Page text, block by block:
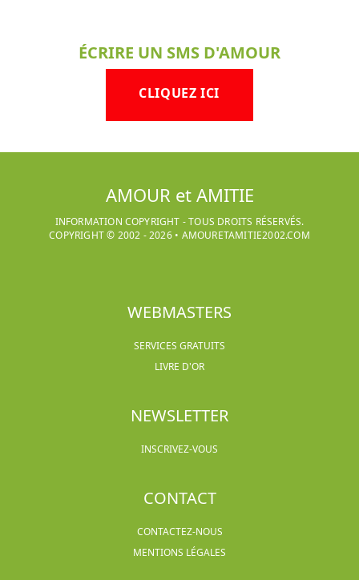
ÉCRIRE UN SMS D'AMOUR
CLIQUEZ ICI
AMOUR et AMITIE
INFORMATION COPYRIGHT - TOUS DROITS RÉSERVÉS.
COPYRIGHT © 2002 -2026• AMOURETAMITIE2002.COM
WEBMASTERS
SERVICES GRATUITS
LIVRE D'OR
NEWSLETTER
INSCRIVEZ-VOUS
CONTACT
CONTACTEZ-NOUS
MENTIONS LÉGALES